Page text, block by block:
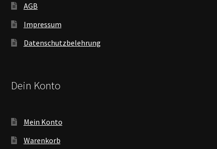
AGB
Impressum
Datenschutzbelehrung
Dein Konto
Mein Konto
Warenkorb